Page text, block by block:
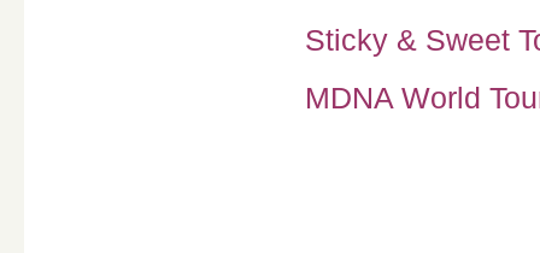
Sticky & Sweet
MDNA World